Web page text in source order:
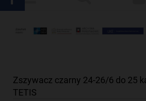
Zszywacz czarny 24-26/6 do 25
TETIS